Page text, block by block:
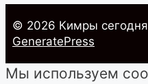
© 2026 Кимры cегодня
GeneratePress
Мы используем